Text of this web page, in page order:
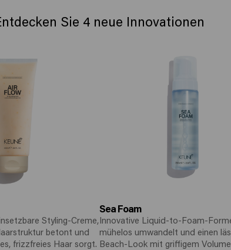
Sie 4 neue Innovationen
Styling-Creme,
betont und
frizzfreies Haar sorgt.
Sea Foam
Innovative Liquid-to-Foam-
mühelos umwandelt und einen
Beach-Look mit griffigem